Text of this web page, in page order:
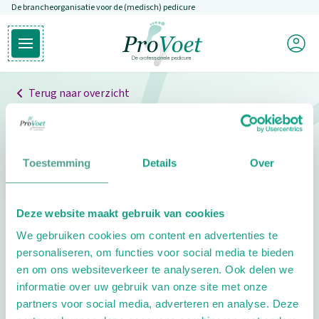
Toestemming Details Over
Deze website maakt gebruik van cookies
We gebruiken cookies om content en advertenties te
personaliseren, om functies voor social media te bieden
en om ons websiteverkeer te analyseren. Ook delen we
informatie over uw gebruik van onze site met onze
partners voor social media, adverteren en analyse. Deze
Overslaan en naar de inhoud gaan
De brancheorganisatie voor de (medisch) pedicure
Open hoofdmenu
Ga naar de homepagina
Mijn
Terug naar overzicht
Professionals
Pedicure niet gevonden
pedicure.